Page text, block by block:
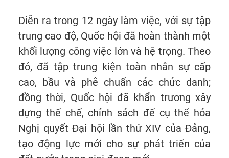
Diễn ra trong 12 ngày làm việc, với sự tập
trung cao độ, Quốc hội đã hoàn thành một
khối lượng công việc lớn và hệ trọng. Theo
đó, đã tập trung kiện toàn nhân sự cấp
cao, bầu và phê chuẩn các chức danh;
đồng thời, Quốc hội đã khẩn trương xây
dựng thể chế, chính sách để cụ thể hóa
Nghị quyết Đại hội lần thứ XIV của Đảng,
tạo động lực mới cho sự phát triển của